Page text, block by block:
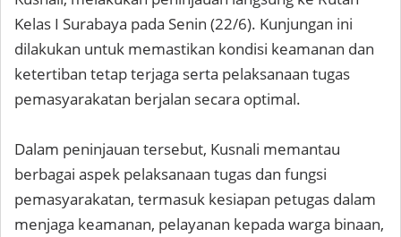
Kelas I Surabaya pada Senin (22/6). Kunjungan ini
dilakukan untuk memastikan kondisi keamanan dan
ketertiban tetap terjaga serta pelaksanaan tugas
pemasyarakatan berjalan secara optimal.
Dalam peninjauan tersebut, Kusnali memantau
berbagai aspek pelaksanaan tugas dan fungsi
pemasyarakatan, termasuk kesiapan petugas dalam
menjaga keamanan, pelayanan kepada warga binaan,